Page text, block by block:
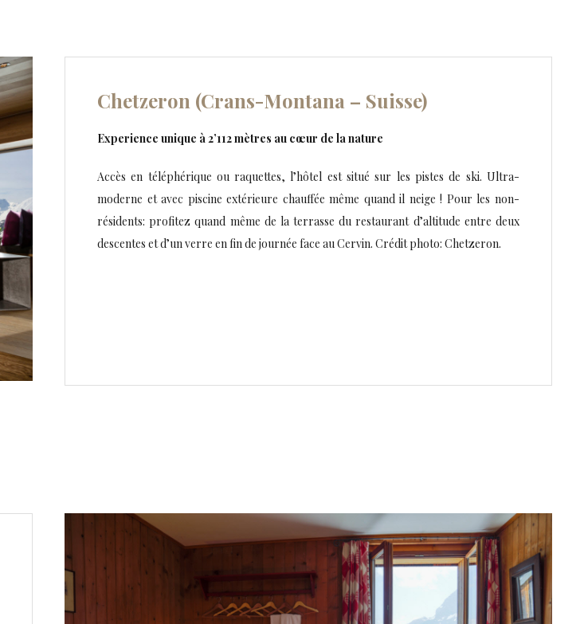
Chetzeron (Crans-Montana – Suisse)
Experience unique à 2’112 mètres au cœur de la nature
Accès en téléphérique ou raquettes, l’hôtel est situé sur les pistes de ski. Ultra-
moderne et avec piscine extérieure chauffée même quand il neige ! Pour les non-
résidents: profitez quand même de la terrasse du restaurant d’altitude entre deux
descentes et d’un verre en fin de journée face au Cervin. Crédit photo: Chetzeron.